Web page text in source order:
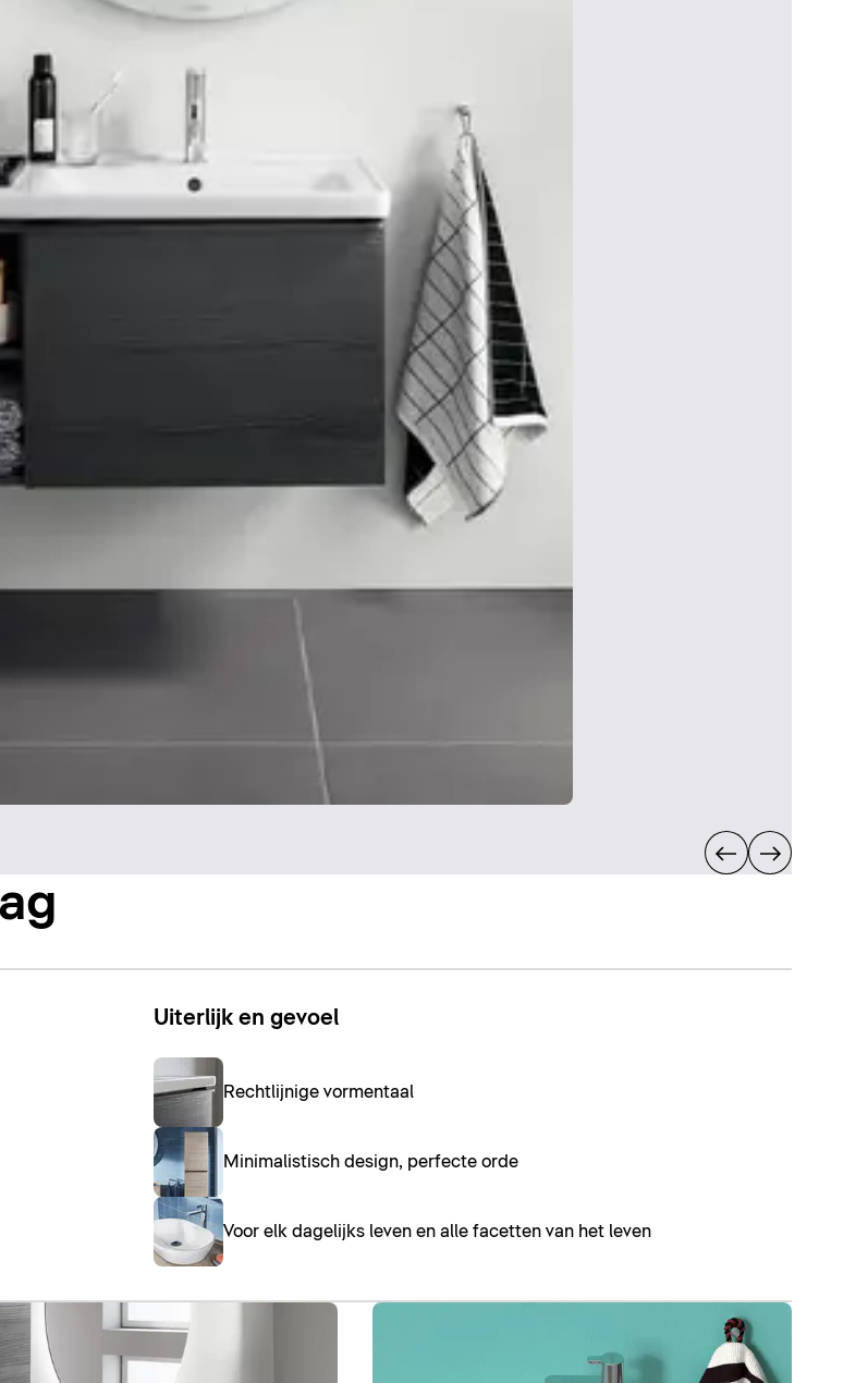
Uiterlijk en gevoel
Rechtlijnige vormentaal
Minimalistisch design, perfecte orde
Voor elk dagelijks leven en alle facetten van het leven